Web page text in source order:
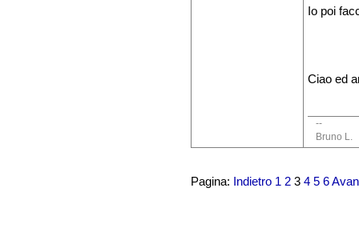
Io poi
Ciao ed
--
Bruno L.
Pagina: Indietro 1 23 4 5 6